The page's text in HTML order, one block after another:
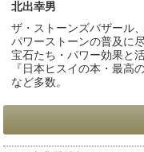
北出幸男
ザ・ストーンズバザール
パワーストーンの普及に
宝石たち・パワー効果と
『日本ヒスイの本・最高
など多数。